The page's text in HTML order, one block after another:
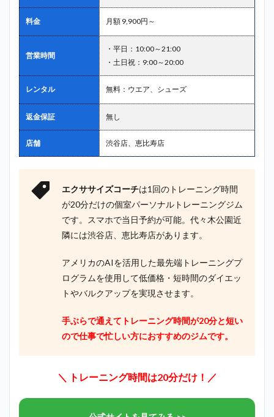
料金 月額 9,900円～
営業時間
・平日：10:00～21:00
・土日祝：9:00～20:00
レンタル 無料：ウエア、シューズ
返金保証 無し
店舗 渋谷店、恵比寿店
エクササイズコーチは1回のトレーニング時間
が20分だけの個室パーソナルトレーニングジム
です。スマホで当日予約が可能。代々木公園近
隣には渋谷店、恵比寿店があります。
アメリカのAIを活用した最先端トレーニングプ
ログラムを使用して低価格・短時間のダイエッ
トやバルクアップを実現させます。
手ぶらで通えてトレーニング時間が20分と短い
ので仕事で忙しい方におすすめのジムです。
＼ トレーニング時間は20分だけ！／